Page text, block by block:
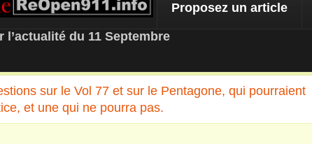
– NEWS
Proposez un article
l’actualité du 11 Septembre
sur le Vol 77 et sur le Pentagone, qui pourraient
et une qui ne pourra pas.